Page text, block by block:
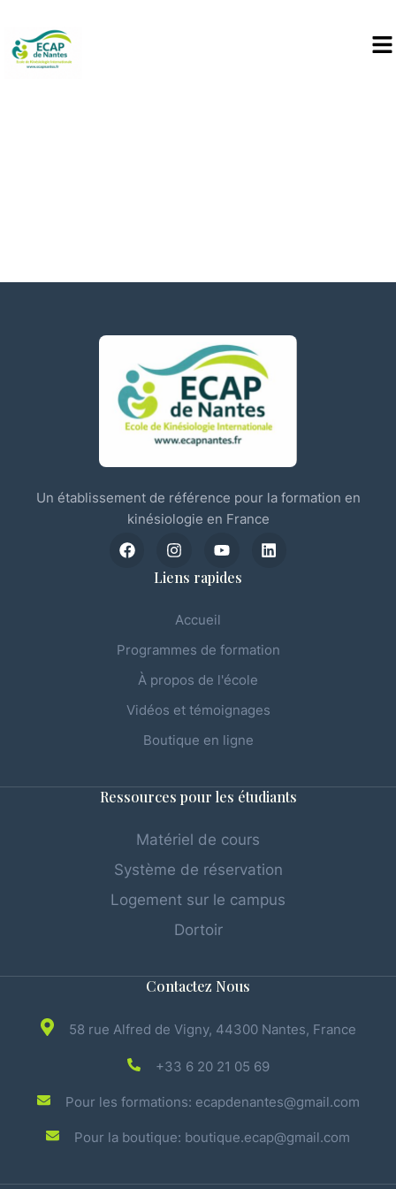
Un établissement de référence pour la formation en
kinésiologie en France
Liens rapides
Accueil
Programmes de formation
À propos de l'école
Vidéos et témoignages
Boutique en ligne
Ressources pour les étudiants
Matériel de cours
Système de réservation
Logement sur le campus
Dortoir
Contactez Nous
58 rue Alfred de Vigny, 44300 Nantes, France
+33 6 20 21 05 69
Pour les formations: ecapdenantes@gmail.com
Pour la boutique: boutique.ecap@gmail.com